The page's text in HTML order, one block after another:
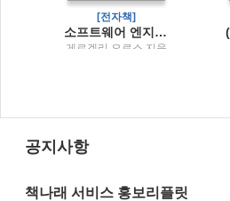
[전자책]
소프트웨어 엔지니어 가이드북주니어부터 리더까지, 소프트웨어 엔지니어라면 꼭 알아야 할 커리어 관리의 비법
게르겔리 오로스 지음
공지사항
책나래 서비스 홍보리플릿